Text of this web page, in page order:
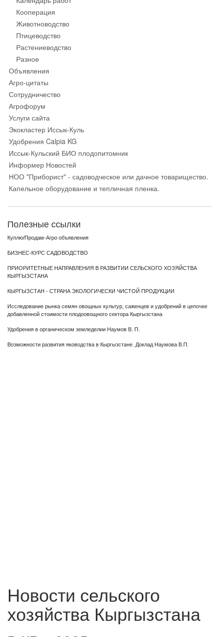
Кооперация
Животноводство
Птицеводство
Растениеводство
Разное
Объявления
Агро-цитаты
Сотрудничество
Агрофорум
Услуги сайта
Экокластер Иссык-Куль
Удобрения Calpia KG
Иссык-Кульский БИО плодопитомник
Информер Новостей
НОО "Приборист" - садоводческое или дачное товарищество.
Капельное оборудование и тепличная пленка.
Полезные ссылки
Куплю/Продам-Агро объявления
БИЗНЕС-КУРС САДОВОДСТВО
ПРИОРИТЕТНЫЕ НАПРАВЛЕНИЯ В РАЗВИТИИ СЕЛЬСКОГО ХОЗЯЙСТВА
КЫРГЫЗСТАНА
КЫРГЫЗСТАН - СТРАНА ЭКОЛОГИЧЕСКИ ЧИСТОЙ ПРОДУКЦИИ
Исследование рынка семян овощных культур, саженцев и удобрений в цепочке
добавленной стоимости плодоовощного сектора Кыргызстана
Удобрения в органическом земледелии Наумов В. П.
Возможности развития яководства в Кыргызстане. Доклад Наумова В.П.
Новости сельского
хозяйства Кыргызстана